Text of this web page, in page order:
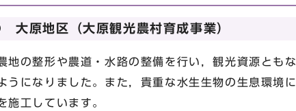
原地区（大原観光農村育成事業）
地の整形や農道・水路の整備を行い，観光資源とも
うになりました。また，貴重な水生生物の生息環境
施工しています。